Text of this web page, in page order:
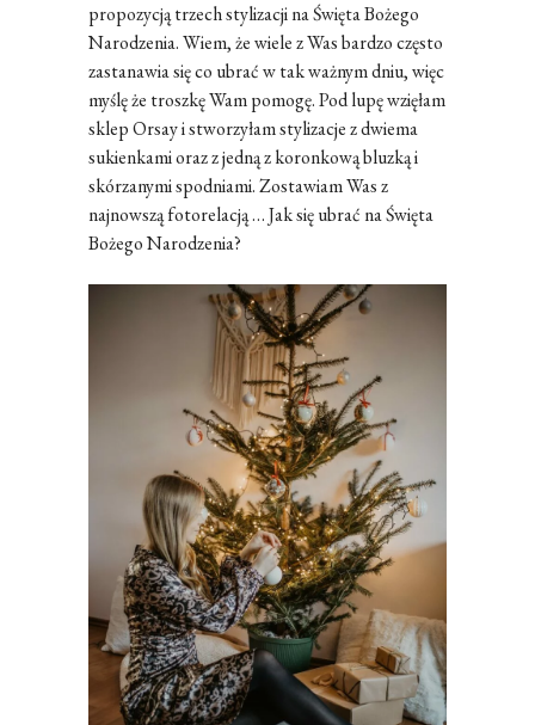
propozycją trzech stylizacji na Święta Bożego
Narodzenia. Wiem, że wiele z Was bardzo często
zastanawia się co ubrać w tak ważnym dniu, więc
myślę że troszkę Wam pomogę. Pod lupę wzięłam
sklep Orsay i stworzyłam stylizacje z dwiema
sukienkami oraz z jedną z koronkową bluzką i
skórzanymi spodniami. Zostawiam Was z
najnowszą fotorelacją … Jak się ubrać na Święta
Bożego Narodzenia?